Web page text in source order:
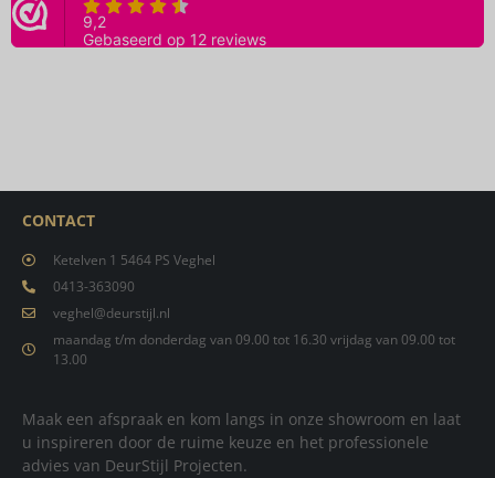
CONTACT
Ketelven 1 5464 PS Veghel
0413-363090
veghel@deurstijl.nl
maandag t/m donderdag van 09.00 tot 16.30 vrijdag van 09.00 tot
13.00
Maak een afspraak en kom langs in onze showroom en laat
u inspireren door de ruime keuze en het professionele
advies van DeurStijl Projecten.